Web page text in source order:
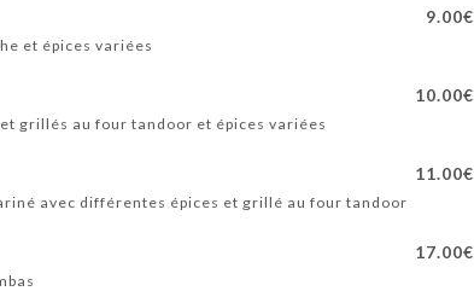
9.00€
et épices variées
10.00€
grillés au four tandoor et épices variées
11.00€
avec différentes épices et grillé au four tandoor
17.00€